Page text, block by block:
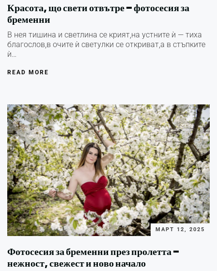
Красота, що свети отвътре – фотосесия за
бременни
В нея тишина и светлина се крият,на устните ѝ — тиха
благослов,в очите ѝ светулки се откриват,а в стъпките
ѝ…
READ MORE
МАРТ 12, 2025
Фотосесия за бременни през пролетта –
нежност, свежест и ново начало